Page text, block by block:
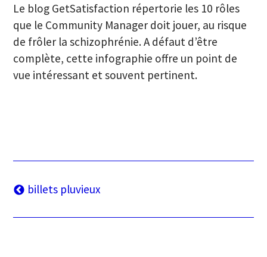
Le blog GetSatisfaction répertorie les 10 rôles
que le Community Manager doit jouer, au risque
de frôler la schizophrénie. A défaut d’être
complète, cette infographie offre un point de
vue intéressant et souvent pertinent.
Navigation
billets pluvieux